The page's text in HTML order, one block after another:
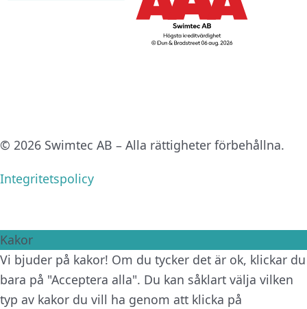
© 2026 Swimtec AB – Alla rättigheter förbehållna.
Integritetspolicy
Kakor
Vi bjuder på kakor! Om du tycker det är ok, klickar du
bara på "Acceptera alla". Du kan såklart välja vilken
typ av kakor du vill ha genom att klicka på